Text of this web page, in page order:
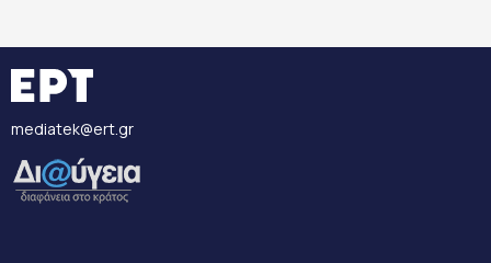
mediatek@ert.gr